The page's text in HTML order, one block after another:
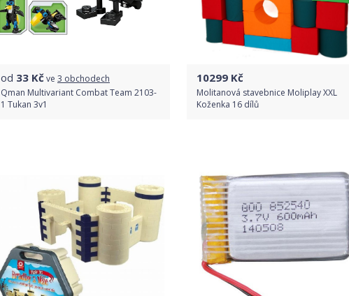
od 33 Kčve 3 obchodech
Qman Multivariant Combat Team 2103-
1 Tukan 3v1
10299 Kč
Molitanová stavebnice Moliplay XXL
Koženka 16 dílů
Detail produktu